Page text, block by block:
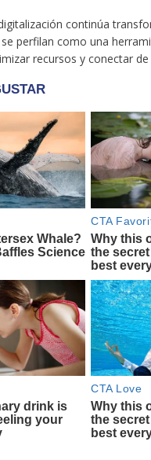
continúa
perfilan como una
recursos y conectar